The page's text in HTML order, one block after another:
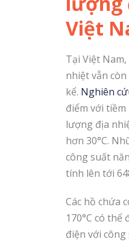
Việt
Tại Việt
nhiệt vẫn
kể. Nghiên
điểm với
lượng địa
hơn 30°C.
công suất
tính lên tới
Các hồ chứa
170°C có
điện với